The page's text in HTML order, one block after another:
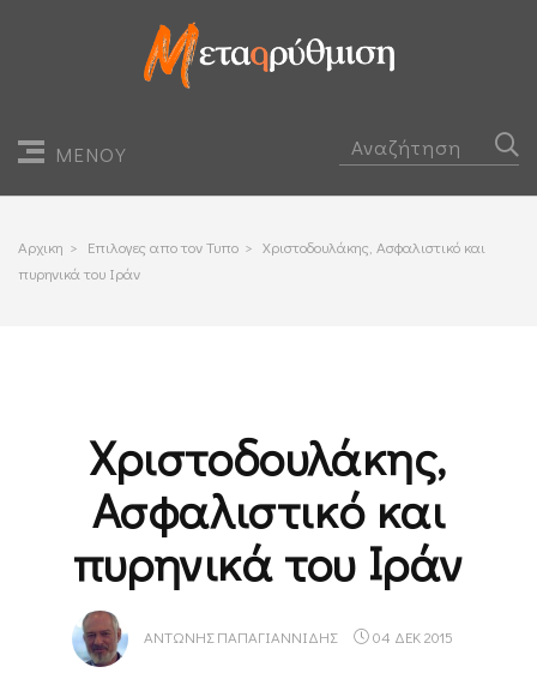
ΜΕΝΟΥ
Αρχικη > Επιλογες απο τον Τυπο > Χριστοδουλάκης, Ασφαλιστικό και
πυρηνικά του Ιράν
Χριστοδουλάκης,
Ασφαλιστικό και
πυρηνικά του Ιράν
ΑΝΤΏΝΗΣ ΠΑΠΑΓΙΑΝΝΊΔΗΣ 04 ΔΕΚ 2015